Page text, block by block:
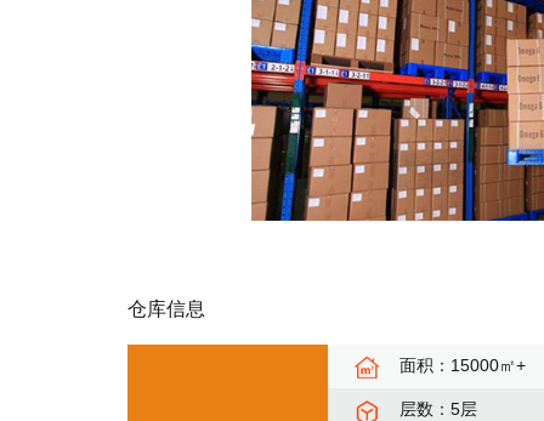
仓库信息
面积：15000㎡+
层数：5层